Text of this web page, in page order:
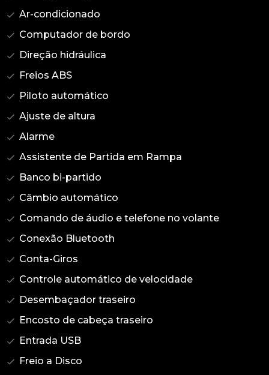
Ar-condicionado
Computador de bordo
Direção hidráulica
Freios ABS
Piloto automático
Ajuste de altura
Alarme
Assistente de Partida em Rampa
Banco bi-partido
Câmbio automático
Comando de áudio e telefone no volante
Conexão Bluetooth
Conta-Giros
Controle automático de velocidade
Desembaçador traseiro
Encosto de cabeça traseiro
Entrada USB
Freio a Disco